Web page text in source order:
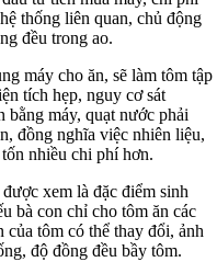
thống liên quan, chủ động
đều trong ao.
máy cho ăn, sẽ làm tôm tập
tích hẹp, nguy cơ sát
bằng máy, quạt nước phải
đồng nghĩa việc nhiên liệu,
nhiều chi phí hơn.
xem là đặc điểm sinh
bà con chỉ cho tôm ăn các
tôm có thể thay đổi, ảnh
độ đồng đều bầy tôm.